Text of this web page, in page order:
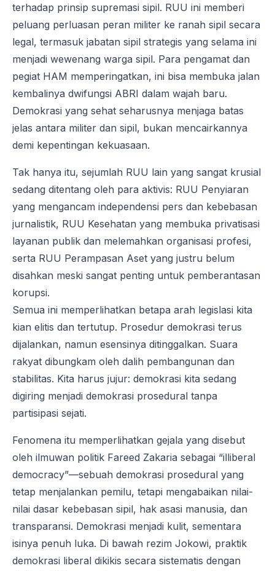
terhadap prinsip supremasi sipil. RUU ini memberi
peluang perluasan peran militer ke ranah sipil secara
legal, termasuk jabatan sipil strategis yang selama ini
menjadi wewenang warga sipil. Para pengamat dan
pegiat HAM memperingatkan, ini bisa membuka jalan
kembalinya dwifungsi ABRI dalam wajah baru.
Demokrasi yang sehat seharusnya menjaga batas
jelas antara militer dan sipil, bukan mencairkannya
demi kepentingan kekuasaan.
Tak hanya itu, sejumlah RUU lain yang sangat krusial
sedang ditentang oleh para aktivis: RUU Penyiaran
yang mengancam independensi pers dan kebebasan
jurnalistik, RUU Kesehatan yang membuka privatisasi
layanan publik dan melemahkan organisasi profesi,
serta RUU Perampasan Aset yang justru belum
disahkan meski sangat penting untuk pemberantasan
korupsi.
Semua ini memperlihatkan betapa arah legislasi kita
kian elitis dan tertutup. Prosedur demokrasi terus
dijalankan, namun esensinya ditinggalkan. Suara
rakyat dibungkam oleh dalih pembangunan dan
stabilitas. Kita harus jujur: demokrasi kita sedang
digiring menjadi demokrasi prosedural tanpa
partisipasi sejati.
Fenomena itu memperlihatkan gejala yang disebut
oleh ilmuwan politik Fareed Zakaria sebagai “illiberal
democracy”—sebuah demokrasi prosedural yang
tetap menjalankan pemilu, tetapi mengabaikan nilai-
nilai dasar kebebasan sipil, hak asasi manusia, dan
transparansi. Demokrasi menjadi kulit, sementara
isinya penuh luka. Di bawah rezim Jokowi, praktik
demokrasi liberal dikikis secara sistematis dengan